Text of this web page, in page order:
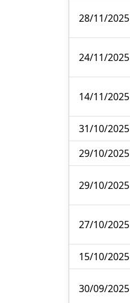
28/11/2025
24/11/2025
14/11/2025
31/10/2025
29/10/2025
29/10/2025
27/10/2025
15/10/2025
30/09/2025